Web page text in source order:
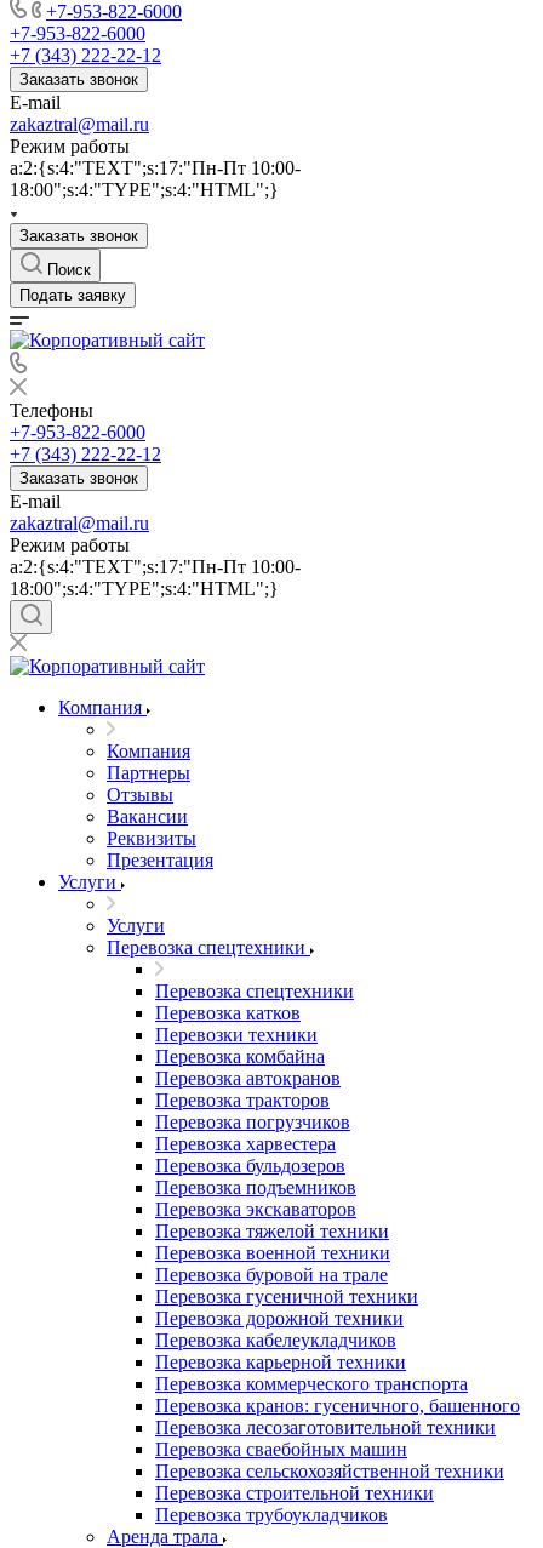
+7-953-822-6000
+7-953-822-6000
+7 (343) 222-22-12
Заказать звонок
E-mail
zakaztral@mail.ru
Режим работы
a:2:{s:4:"TEXT";s:17:"Пн-Пт 10:00-
18:00";s:4:"TYPE";s:4:"HTML";}
Заказать звонок
Поиск
Подать заявку
Телефоны
+7-953-822-6000
+7 (343) 222-22-12
Заказать звонок
E-mail
zakaztral@mail.ru
Режим работы
a:2:{s:4:"TEXT";s:17:"Пн-Пт 10:00-
18:00";s:4:"TYPE";s:4:"HTML";}
Компания
Компания
Партнеры
Отзывы
Вакансии
Реквизиты
Презентация
Услуги
Услуги
Перевозка спецтехники
Перевозка спецтехники
Перевозка катков
Перевозки техники
Перевозка комбайна
Перевозка автокранов
Перевозка тракторов
Перевозка погрузчиков
Перевозка харвестера
Перевозка бульдозеров
Перевозка подъемников
Перевозка экскаваторов
Перевозка тяжелой техники
Перевозка военной техники
Перевозка буровой на трале
Перевозка гусеничной техники
Перевозка дорожной техники
Перевозка кабелеукладчиков
Перевозка карьерной техники
Перевозка коммерческого транспорта
Перевозка кранов: гусеничного, башенного
Перевозка лесозаготовительной техники
Перевозка сваебойных машин
Перевозка сельскохозяйственной техники
Перевозка строительной техники
Перевозка трубоукладчиков
Аренда трала